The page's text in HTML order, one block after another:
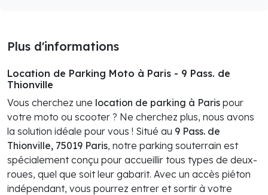
Plus d'informations
Location de Parking Moto à Paris - 9 Pass. de
Thionville
Vous cherchez une location de parking à Paris pour
votre moto ou scooter ? Ne cherchez plus, nous avons
la solution idéale pour vous ! Situé au 9 Pass. de
Thionville, 75019 Paris, notre parking souterrain est
spécialement conçu pour accueillir tous types de deux-
roues, quel que soit leur gabarit. Avec un accès piéton
indépendant, vous pourrez entrer et sortir à votre